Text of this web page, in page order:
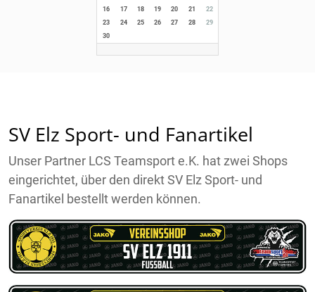
16
17 18 19 20 21
22
23
24 25 26 27 28
29
30
SV Elz Sport- und Fanartikel
Unser Partner LCS Teamsport e.K. hat zwei Shops
eingerichtet, über den direkt SV Elz Sport- und
Fanartikel bestellt werden können.